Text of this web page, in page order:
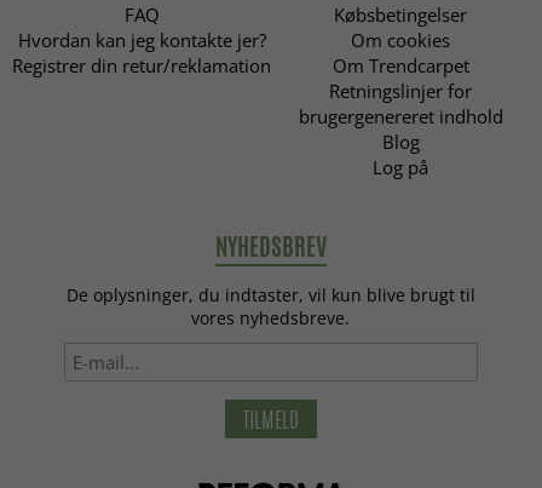
FAQ
Hvordan kan jeg kontakte jer?
Registrer din retur/reklamation
Købsbetingelser
Om cookies
Om Trendcarpet
Retningslinjer for
brugergenereret indhold
Blog
Log på
NYHEDSBREV
De oplysninger, du indtaster, vil kun blive brugt til
vores nyhedsbreve.
TILMELD